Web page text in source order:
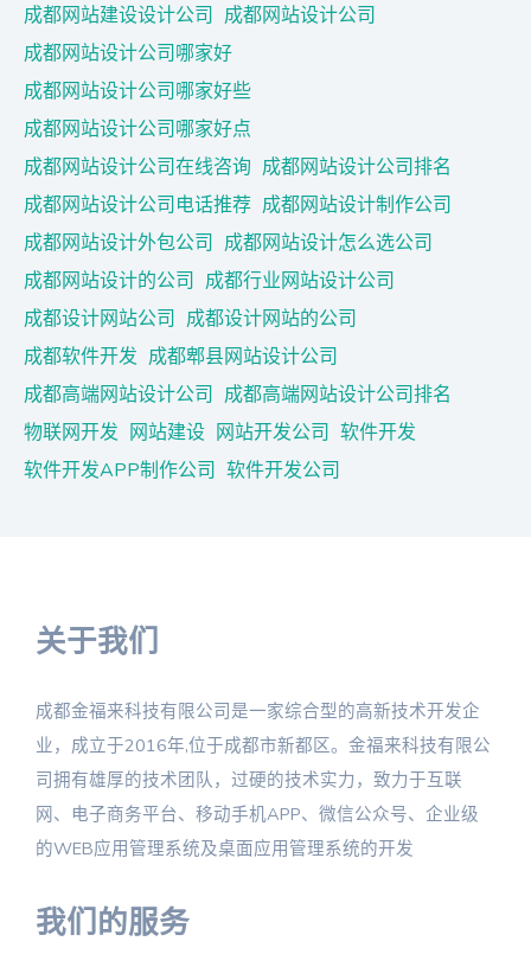
成都网站建设设计公司 成都网站设计公司
成都网站设计公司哪家好
成都网站设计公司哪家好些
成都网站设计公司哪家好点
成都网站设计公司在线咨询 成都网站设计公司排名
成都网站设计公司电话推荐 成都网站设计制作公司
成都网站设计外包公司 成都网站设计怎么选公司
成都网站设计的公司 成都行业网站设计公司
成都设计网站公司 成都设计网站的公司
成都软件开发 成都郫县网站设计公司
成都高端网站设计公司 成都高端网站设计公司排名
物联网开发 网站建设 网站开发公司 软件开发
软件开发APP制作公司 软件开发公司
关于我们
成都金福来科技有限公司是一家综合型的高新技术开发企
业，成立于2016年,位于成都市新都区。金福来科技有限公
司拥有雄厚的技术团队，过硬的技术实力，致力于互联
网、电子商务平台、移动手机APP、微信公众号、企业级
的WEB应用管理系统及桌面应用管理系统的开发
我们的服务